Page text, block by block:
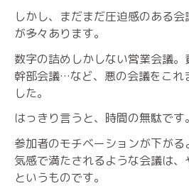
しかし、まだまだ圧迫感のある
が多々あります。
数字の詰めしかしない営業会議
幹部会議…など、悪の会議をこれ
した。
はっきり言うと、時間の無駄です。
参加者のモチベーションが下が
気感で満たされるような会議は
というものです。